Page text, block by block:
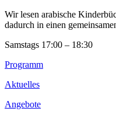
Wir lesen arabische
dadurch in einen
Samstags 17:00 – 18:30
Footer
Inhalt
Programm
Aktuelles
Angebote